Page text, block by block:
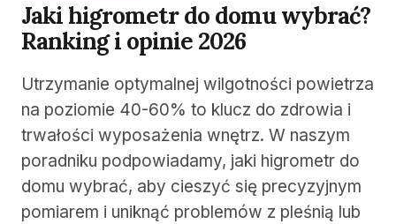
Jaki higrometr do domu wybrać?
Ranking i opinie 2026
Utrzymanie optymalnej wilgotności powietrza
na poziomie 40-60% to klucz do zdrowia i
trwałości wyposażenia wnętrz. W naszym
poradniku podpowiadamy, jaki higrometr do
domu wybrać, aby cieszyć się precyzyjnym
pomiarem i uniknąć problemów z pleśnią lub